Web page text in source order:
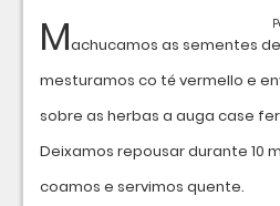
Machucamos as sementes
mesturamos co té vermello e
sobre as herbas a auga case
Deixamos repousar durante 10
coamos e servimos quente.